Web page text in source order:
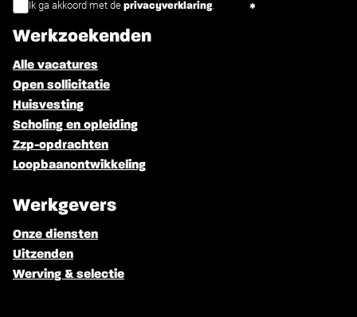
Ik ga akkoord met de privacyverklaring.
Werkzoekenden
Alle vacatures
Open sollicitatie
Huisvesting
Scholing en opleiding
Zzp-opdrachten
Loopbaanontwikkeling
Werkgevers
Onze diensten
Uitzenden
Werving & selectie